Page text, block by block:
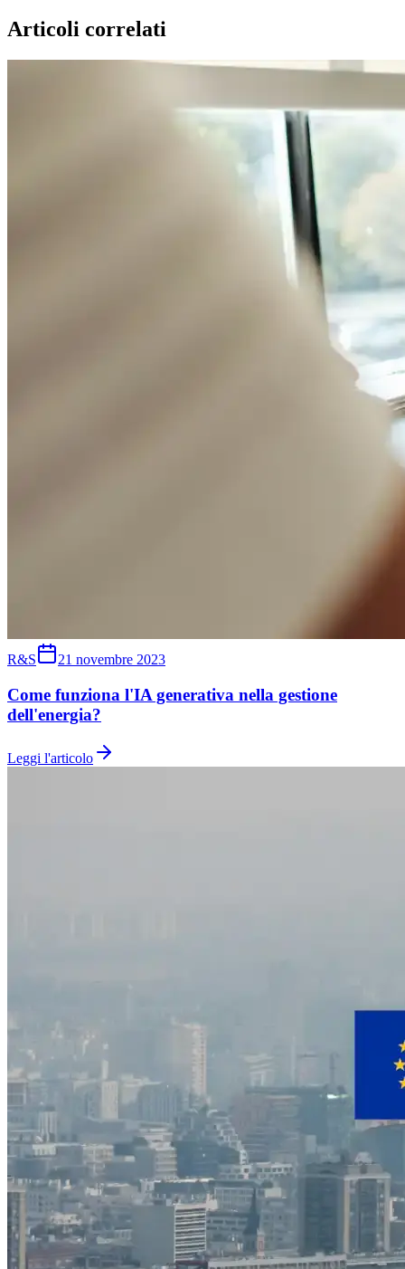
Articoli correlati
R&S 21 novembre 2023
Come funziona l'IA generativa nella gestione
dell'energia?
Leggi l'articolo